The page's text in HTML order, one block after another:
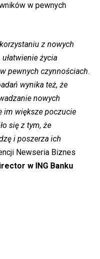
w pewnych
z nowych
życia
pewnych czynnościach.
wynika też, że
nowych
im większe poczucie
się z tym, że
i poszerza ich
Newseria Biznes
w ING Banku